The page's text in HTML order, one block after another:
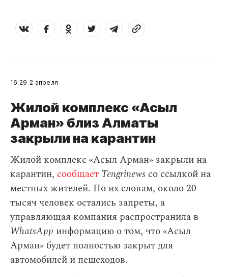
16:29 2 апреля
Жилой комплекс «Асыл
Арман» близ Алматы
закрыли на карантин
Жилой комплекс «Асыл Арман» закрыли на
карантин, сообщает Tengrinews со ссылкой на
местных жителей. По их словам, около 20
тысяч человек остались запреты, а
управляющая компания распространила в
WhatsApp информацию о том, что «Асыл
Арман» будет полностью закрыт для
автомобилей и пешеходов.